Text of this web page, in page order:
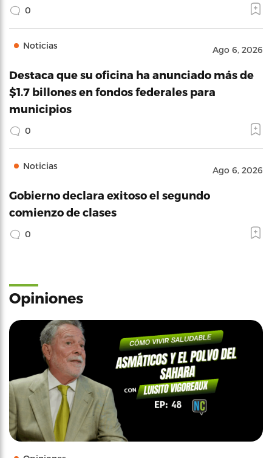
0
Noticias Ago 6, 2026
Destaca que su oficina ha anunciado más de
$1.7 billones en fondos federales para
municipios
0
Noticias Ago 6, 2026
Gobierno declara exitoso el segundo
comienzo de clases
0
Opiniones